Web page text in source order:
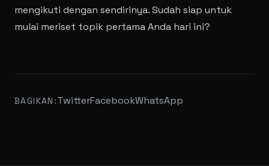
mengikuti dengan sendirinya. Sudah siap untuk
mulai meriset topik pertama Anda hari ini?
BAGIKAN:TwitterFacebookWhatsApp